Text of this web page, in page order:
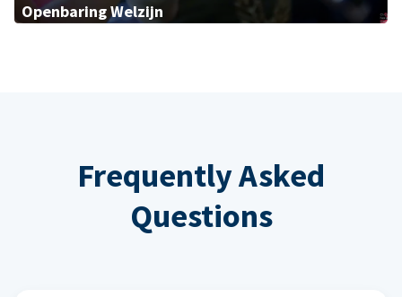
Openbaring Welzijn
Frequently Asked
Questions